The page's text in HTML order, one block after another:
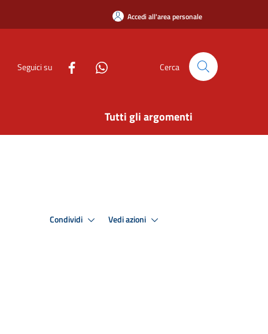
Accedi all'area personale
Seguici su Cerca
Tutti gli argomenti
Condividi Vedi azioni